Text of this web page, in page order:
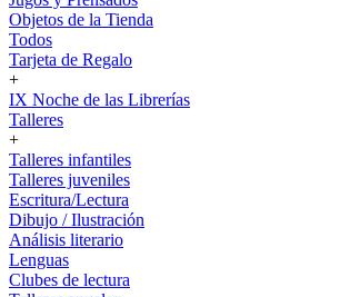
Objetos de la Tienda
Todos
Tarjeta de Regalo
+
IX Noche de las Librerías
Talleres
+
Talleres infantiles
Talleres juveniles
Escritura/Lectura
Dibujo / Ilustración
Análisis literario
Lenguas
Clubes de lectura